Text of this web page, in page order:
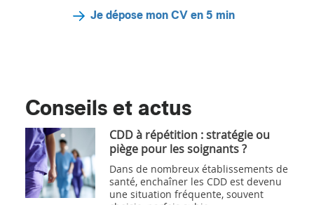
Je dépose mon CV en 5 min
Conseils et actus
CDD à répétition : stratégie ou
piège pour les soignants ?
Dans de nombreux établissements de
santé, enchaîner les CDD est devenu
une situation fréquente, souvent